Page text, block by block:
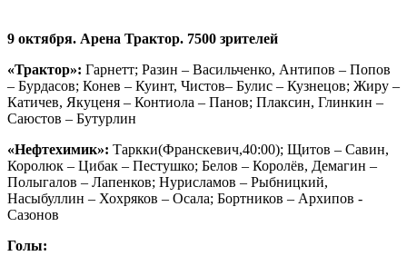
9 октября. Арена Трактор. 7500 зрителей
«Трактор»: Гарнетт; Разин – Васильченко, Антипов – Попов
– Бурдасов; Конев – Куинт, Чистов– Булис – Кузнецов; Жиру –
Катичев, Якуценя – Контиола – Панов; Плаксин, Глинкин –
Саюстов – Бутурлин
«Нефтехимик»: Таркки(Франскевич,40:00); Щитов – Савин,
Королюк – Цибак – Пестушко; Белов – Королёв, Демагин –
Полыгалов – Лапенков; Нурисламов – Рыбницкий,
Насыбуллин – Хохряков – Осала; Бортников – Архипов -
Сазонов
Голы: